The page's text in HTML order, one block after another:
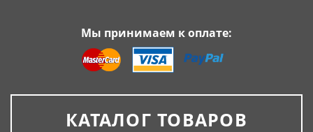
Мы принимаем к оплате:
КАТАЛОГ ТОВАРОВ